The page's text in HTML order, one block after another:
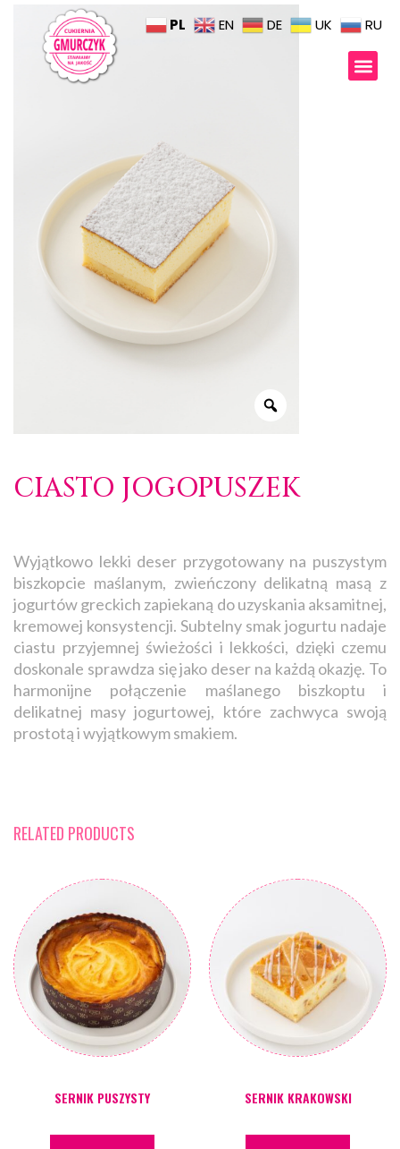
CIASTO JOGOPUSZEK
Wyjątkowo lekki deser przygotowany na puszystym
biszkopcie maślanym, zwieńczony delikatną masą z
jogurtów greckich zapiekaną do uzyskania aksamitnej,
kremowej konsystencji. Subtelny smak jogurtu nadaje
ciastu przyjemnej świeżości i lekkości, dzięki czemu
doskonale sprawdza się jako deser na każdą okazję. To
harmonijne połączenie maślanego biszkoptu i
delikatnej masy jogurtowej, które zachwyca swoją
prostotą i wyjątkowym smakiem.
RELATED PRODUCTS
SERNIK PUSZYSTY SERNIK KRAKOWSKI
PL EN DE UK RU